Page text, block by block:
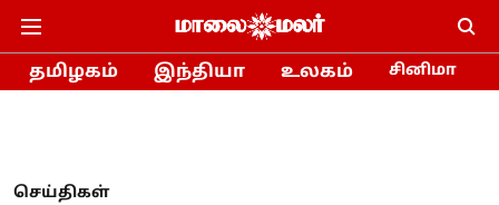
தமிழகம் இந்தியா உலகம் சினிமா
செய்திகள்